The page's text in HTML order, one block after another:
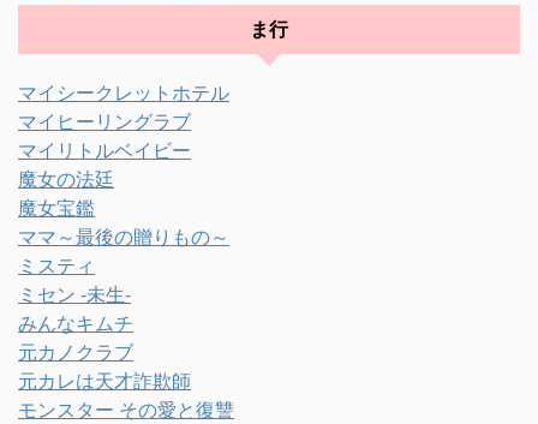
ま行
マイシークレットホテル
マイヒーリングラブ
マイリトルベイビー
魔女の法廷
魔女宝鑑
ママ～最後の贈りもの～
ミスティ
ミセン -未生-
みんなキムチ
元カノクラブ
元カレは天才詐欺師
モンスター その愛と復讐